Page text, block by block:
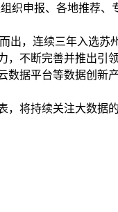
织申报、各地推荐、
，连续三年入选苏
，不断完善并推出引
数据平台等数据创新
，将持续关注大数据